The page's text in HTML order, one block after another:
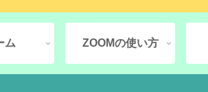
ム ZOOMの使い方